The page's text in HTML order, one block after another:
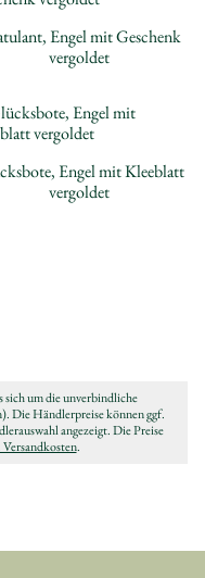
Engel mit Geschenk
vergoldet
Engel mit Kleeblatt
vergoldet
sich um die unverbindliche
Die Händlerpreise können ggf.
angezeigt. Die Preise
Versandkosten.